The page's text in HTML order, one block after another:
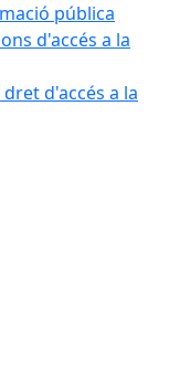
pública
d'accés a la
d'accés a la